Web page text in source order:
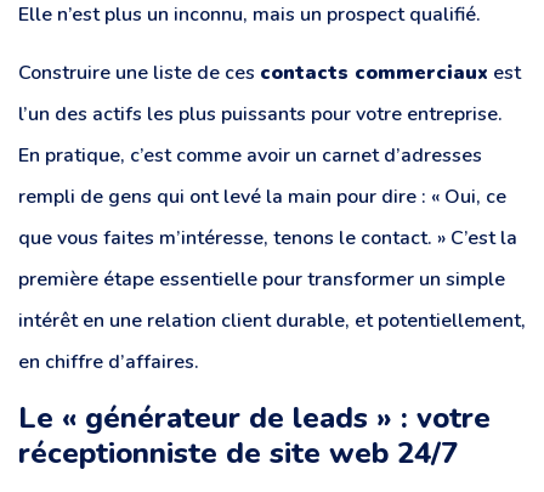
Elle n’est plus un inconnu, mais un prospect qualifié.
Construire une liste de ces contacts commerciaux est
l’un des actifs les plus puissants pour votre entreprise.
En pratique, c’est comme avoir un carnet d’adresses
rempli de gens qui ont levé la main pour dire : « Oui, ce
que vous faites m’intéresse, tenons le contact. » C’est la
première étape essentielle pour transformer un simple
intérêt en une relation client durable, et potentiellement,
en chiffre d’affaires.
Le « générateur de leads » : votre
réceptionniste de site web 24/7